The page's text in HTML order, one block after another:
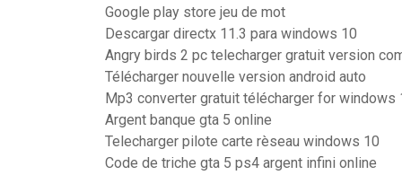
Google play store jeu de mot
Descargar directx 11.3 para windows 10
Angry birds 2 pc telecharger gratuit version
Télécharger nouvelle version android auto
Mp3 converter gratuit télécharger for windows
Argent banque gta 5 online
Telecharger pilote carte rèseau windows 10
Code de triche gta 5 ps4 argent infini online